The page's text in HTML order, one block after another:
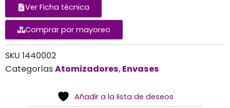
Ver Ficha técnica
Comprar por mayoreo
Alternative:
SKU 1440002
CategoríasAtomizadores, Envases
Añadir a la lista de deseos